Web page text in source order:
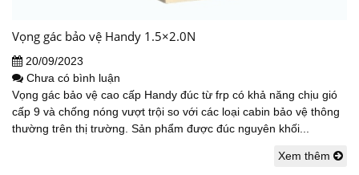
Vọng gác bảo vệ Handy 1.5×2.0N
20/09/2023
Chưa có bình luận
Vọng gác bảo vệ cao cấp Handy đúc từ frp có khả năng chịu gió
cấp 9 và chống nóng vượt trội so với các loại cabin bảo vệ thông
thường trên thị trường. Sản phẩm được đúc nguyên khối...
Xem thêm